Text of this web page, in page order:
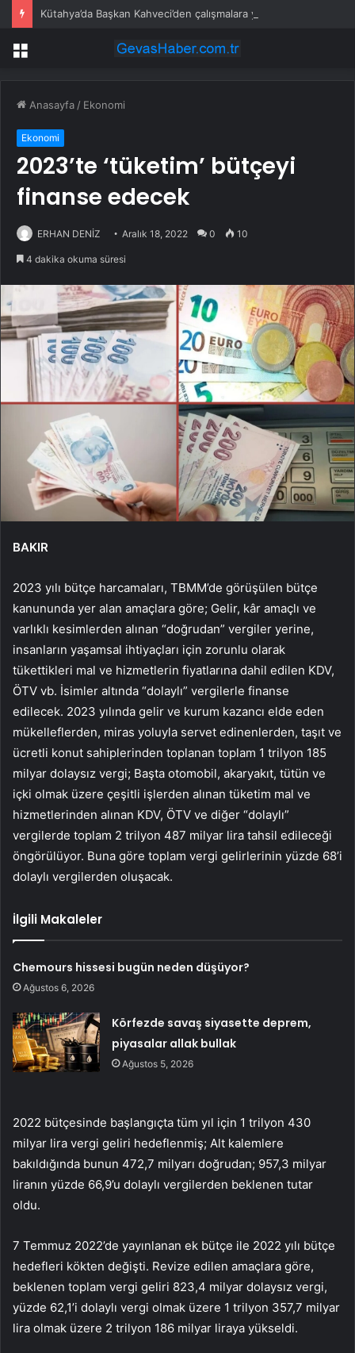
Kütahya’da Başkan Kahveci’den çalışmalara yakın mercek
Menü
Anasayfa / Ekonomi
Ekonomi
2023’te ‘tüketim’ bütçeyi
finanse edecek
ERHAN DENİZ Aralık 18, 2022 0 10
4 dakika okuma süresi
BAKIR
2023 yılı bütçe harcamaları, TBMM’de görüşülen bütçe
kanununda yer alan amaçlara göre; Gelir, kâr amaçlı ve
varlıklı kesimlerden alınan “doğrudan” vergiler yerine,
insanların yaşamsal ihtiyaçları için zorunlu olarak
tükettikleri mal ve hizmetlerin fiyatlarına dahil edilen KDV,
ÖTV vb. İsimler altında “dolaylı” vergilerle finanse
edilecek. 2023 yılında gelir ve kurum kazancı elde eden
mükelleflerden, miras yoluyla servet edinenlerden, taşıt ve
ücretli konut sahiplerinden toplanan toplam 1 trilyon 185
milyar dolaysız vergi; Başta otomobil, akaryakıt, tütün ve
içki olmak üzere çeşitli işlerden alınan tüketim mal ve
hizmetlerinden alınan KDV, ÖTV ve diğer “dolaylı”
vergilerde toplam 2 trilyon 487 milyar lira tahsil edileceği
öngörülüyor. Buna göre toplam vergi gelirlerinin yüzde 68’i
dolaylı vergilerden oluşacak.
İlgili Makaleler
Chemours hissesi bugün neden düşüyor?
Ağustos 6, 2026
Körfezde savaş siyasette deprem,
piyasalar allak bullak
Ağustos 5, 2026
2022 bütçesinde başlangıçta tüm yıl için 1 trilyon 430
milyar lira vergi geliri hedeflenmiş; Alt kalemlere
bakıldığında bunun 472,7 milyarı doğrudan; 957,3 milyar
liranın yüzde 66,9’u dolaylı vergilerden beklenen tutar
oldu.
7 Temmuz 2022’de yayınlanan ek bütçe ile 2022 yılı bütçe
hedefleri kökten değişti. Revize edilen amaçlara göre,
beklenen toplam vergi geliri 823,4 milyar dolaysız vergi,
yüzde 62,1’i dolaylı vergi olmak üzere 1 trilyon 357,7 milyar
lira olmak üzere 2 trilyon 186 milyar liraya yükseldi.